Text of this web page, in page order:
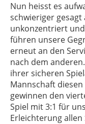
Nun heisst es
schwieriger gesagt
unkonzentriert
führen unsere
erneut an den
nach dem
ihrer sicheren
Mannschaft
gewinnen den
Spiel mit 3:1 für
Erleichterung